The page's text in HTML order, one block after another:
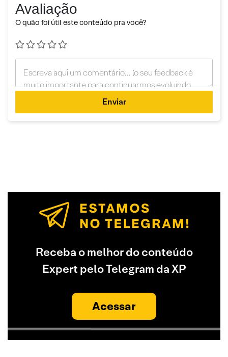
Avaliação
O quão foi útil este conteúdo pra você?
Enviar
Receba o melhor do conteúdo
Expert pelo Telegram da XP
Acessar